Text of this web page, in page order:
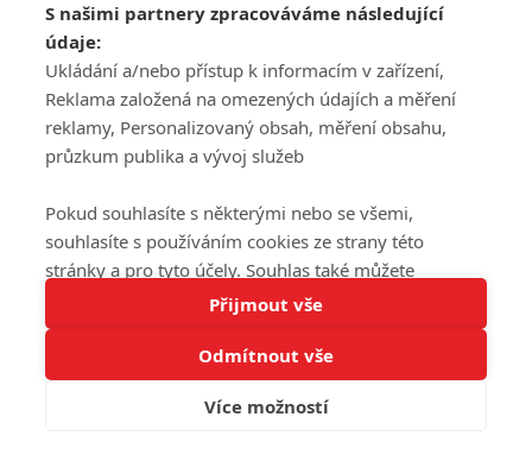
Tato stránka používá soubory cookies.
Rozumím
S našimi partnery zpracováváme následující
údaje:
Ukládání a/nebo přístup k informacím v zařízení,
Reklama založená na omezených údajích a měření
reklamy, Personalizovaný obsah, měření obsahu,
průzkum publika a vývoj služeb
Pokud souhlasíte s některými nebo se všemi,
souhlasíte s používáním cookies ze strany této
stránky a pro tyto účely. Souhlas také můžete
odmítnout, ale v takovém případě vám na stránce
nebudou k dispozici některé personalizované funkce.
Vaše volby souhlasu se budou vztahovat pouze na
tuto webovou stránku. Vaše nastavení a odvolání
souhlasu můžete kdykoli změnit na stránce s
Přijmout vše
Odmítnout vše
Více možností